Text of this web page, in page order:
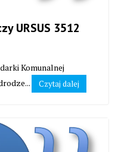
URSUS 3512
Komunalnej
Czytaj dalej